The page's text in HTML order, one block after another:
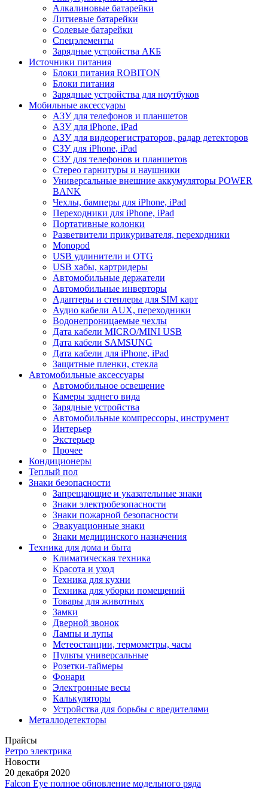
Алкалиновые батарейки
Литиевые батарейки
Солевые батарейки
Спецэлементы
Зарядные устройства АКБ
Источники питания
Блоки питания ROBITON
Блоки питания
Зарядные устройства для ноутбуков
Мобильные аксессуары
АЗУ для телефонов и планшетов
АЗУ для iPhone, iPad
АЗУ для видеорегистраторов, радар детекторов
СЗУ для iPhone, iPad
СЗУ для телефонов и планшетов
Стерео гарнитуры и наушники
Универсальные внешние аккумуляторы POWER
BANK
Чехлы, бамперы для iPhone, iPad
Переходники для iPhone, iPad
Портативные колонки
Разветвители прикуривателя, переходники
Monopod
USB удлинители и OTG
USB хабы, картридеры
Автомобильные держатели
Автомобильные инверторы
Адаптеры и степлеры для SIM карт
Аудио кабели AUX, переходники
Водонепроницаемые чехлы
Дата кабели MICRO/MINI USB
Дата кабели SAMSUNG
Дата кабели для iPhone, iPad
Защитные пленки, стекла
Автомобильные аксессуары
Автомобильное освещение
Камеры заднего вида
Зарядные устройства
Автомобильные компрессоры, инструмент
Интерьер
Экстерьер
Прочее
Кондиционеры
Теплый пол
Знаки безопасности
Запрещающие и указательные знаки
Знаки электробезопасности
Знаки пожарной безопасности
Эвакуационные знаки
Знаки медицинского назначения
Техника для дома и быта
Климатическая техника
Красота и уход
Техника для кухни
Техника для уборки помещений
Товары для животных
Замки
Дверной звонок
Лампы и лупы
Метеостанции, термометры, часы
Пульты универсальные
Розетки-таймеры
Фонари
Электронные весы
Калькуляторы
Устройства для борьбы с вредителями
Металлодетекторы
Прайсы
Ретро электрика
Новости
20 декабря 2020
Falcon Eye полное обновление модельного ряда